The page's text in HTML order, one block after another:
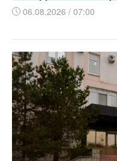
06.08.2026 / 07:00